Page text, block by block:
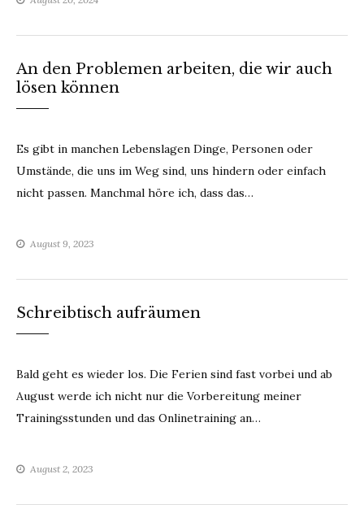
An den Problemen arbeiten, die wir auch
lösen können
Es gibt in manchen Lebenslagen Dinge, Personen oder
Umstände, die uns im Weg sind, uns hindern oder einfach
nicht passen. Manchmal höre ich, dass das…
August 9, 2023
Schreibtisch aufräumen
Bald geht es wieder los. Die Ferien sind fast vorbei und ab
August werde ich nicht nur die Vorbereitung meiner
Trainingsstunden und das Onlinetraining an…
August 2, 2023